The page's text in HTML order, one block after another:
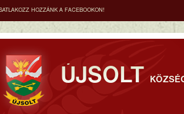
HOZZÁNK A FACEBOOKON!
ÚJSOLT